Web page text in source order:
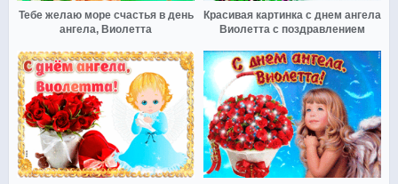
Тебе желаю море счастья в день
ангела, Виолетта
Красивая картинка с днем ангела
Виолетта с поздравлением